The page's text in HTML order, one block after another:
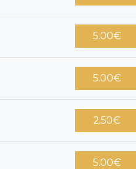
5.00€
5.00€
2.50€
5.00€